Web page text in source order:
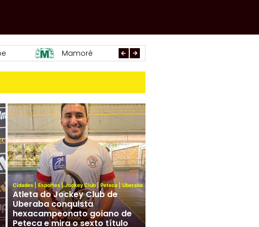
Paracatu
Cidades Esportes| Jockey Club| Peteca Uberaba
Atleta do Jockey Club de
Uberaba conquista
hexacampeonato goiano de
Peteca e mira o sexto título